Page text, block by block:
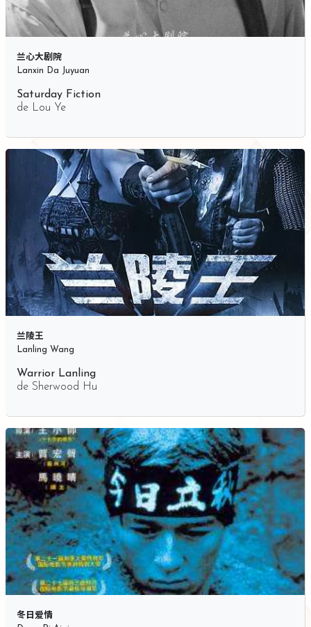
兰心大剧院
Lanxin Da Juyuan
Saturday Fiction
de Lou Ye
兰陵王
Lanling Wang
Warrior Lanling
de Sherwood Hu
冬日爱情